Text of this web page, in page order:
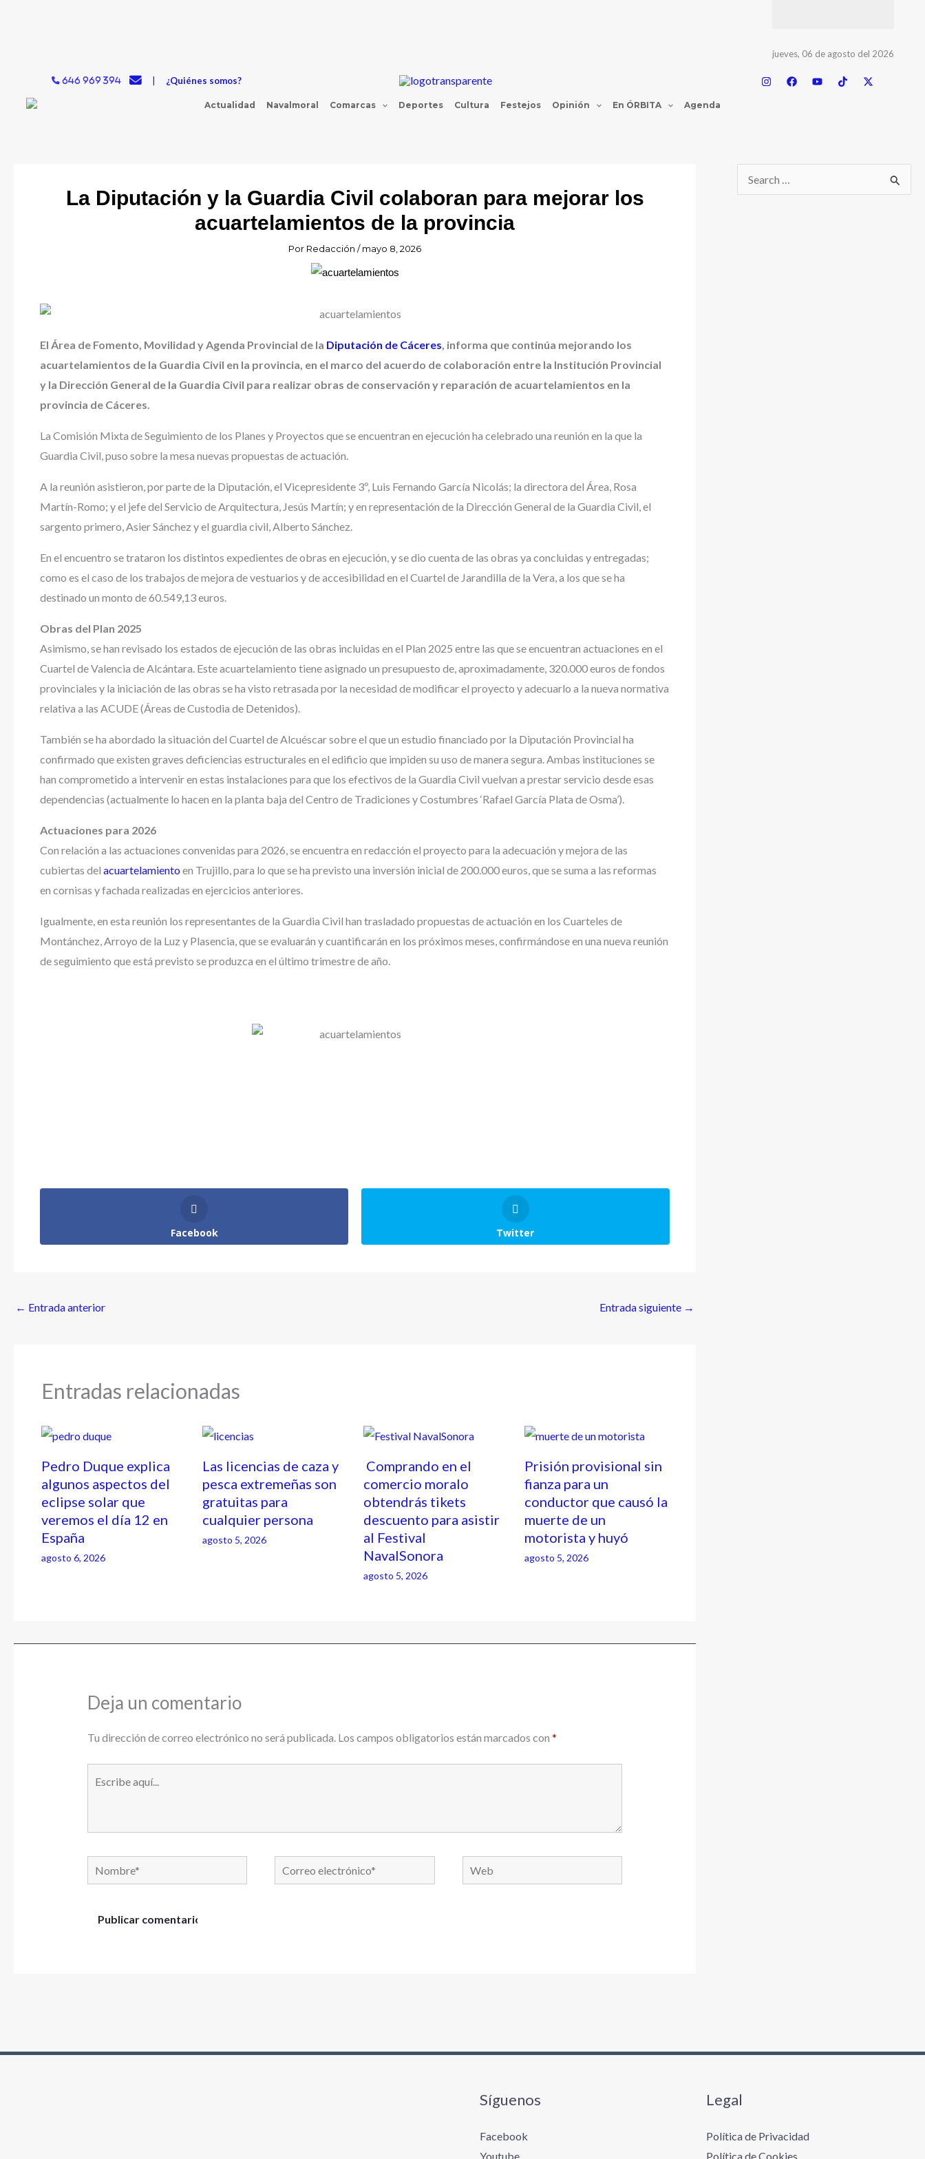
jueves, 06 de agosto del 2026
646 969 394 ¿Quiénes somos?
Actualidad Navalmoral Comarcas Deportes Cultura Festejos Opinión En ÓRBITA Agenda
La Diputación y la Guardia Civil colaboran para mejorar los
acuartelamientos de la provincia
Por Redacción/mayo 8, 2026
El Área de Fomento, Movilidad y Agenda Provincial de la Diputación de Cáceres, informa que continúa mejorando los
acuartelamientos de la Guardia Civil en la provincia, en el marco del acuerdo de colaboración entre la Institución Provincial
y la Dirección General de la Guardia Civil para realizar obras de conservación y reparación de acuartelamientos en la
provincia de Cáceres.
La Comisión Mixta de Seguimiento de los Planes y Proyectos que se encuentran en ejecución ha celebrado una reunión en la que la
Guardia Civil, puso sobre la mesa nuevas propuestas de actuación.
A la reunión asistieron, por parte de la Diputación, el Vicepresidente 3º, Luis Fernando García Nicolás; la directora del Área, Rosa
Martín-Romo; y el jefe del Servicio de Arquitectura, Jesús Martín; y en representación de la Dirección General de la Guardia Civil, el
sargento primero, Asier Sánchez y el guardia civil, Alberto Sánchez.
En el encuentro se trataron los distintos expedientes de obras en ejecución, y se dio cuenta de las obras ya concluidas y entregadas;
como es el caso de los trabajos de mejora de vestuarios y de accesibilidad en el Cuartel de Jarandilla de la Vera, a los que se ha
destinado un monto de 60.549,13 euros.
Obras del Plan 2025
Asimismo, se han revisado los estados de ejecución de las obras incluidas en el Plan 2025 entre las que se encuentran actuaciones en el
Cuartel de Valencia de Alcántara. Este acuartelamiento tiene asignado un presupuesto de, aproximadamente, 320.000 euros de fondos
provinciales y la iniciación de las obras se ha visto retrasada por la necesidad de modificar el proyecto y adecuarlo a la nueva normativa
relativa a las ACUDE (Áreas de Custodia de Detenidos).
También se ha abordado la situación del Cuartel de Alcuéscar sobre el que un estudio financiado por la Diputación Provincial ha
confirmado que existen graves deficiencias estructurales en el edificio que impiden su uso de manera segura. Ambas instituciones se
han comprometido a intervenir en estas instalaciones para que los efectivos de la Guardia Civil vuelvan a prestar servicio desde esas
dependencias (actualmente lo hacen en la planta baja del Centro de Tradiciones y Costumbres ‘Rafael García Plata de Osma’).
Actuaciones para 2026
Con relación a las actuaciones convenidas para 2026, se encuentra en redacción el proyecto para la adecuación y mejora de las
cubiertas delacuartelamiento en Trujillo, para lo que se ha previsto una inversión inicial de 200.000 euros, que se suma a las reformas
en cornisas y fachada realizadas en ejercicios anteriores.
Igualmente, en esta reunión los representantes de la Guardia Civil han trasladado propuestas de actuación en los Cuarteles de
Montánchez, Arroyo de la Luz y Plasencia, que se evaluarán y cuantificarán en los próximos meses, confirmándose en una nueva reunión
de seguimiento que está previsto se produzca en el último trimestre de año.
Facebook Twitter
← Entrada anterior Entrada siguiente →
Entradas relacionadas
Pedro Duque explica
algunos aspectos del
eclipse solar que
veremos el día 12 en
España
agosto 6, 2026
Las licencias de caza y
pesca extremeñas son
gratuitas para
cualquier persona
agosto 5, 2026
Comprando en el
comercio moralo
obtendrás tikets
descuento para asistir
al Festival
NavalSonora
agosto 5, 2026
Prisión provisional sin
fianza para un
conductor que causó la
muerte de un
motorista y huyó
agosto 5, 2026
Deja un comentario
Tu dirección de correo electrónico no será publicada. Los campos obligatorios están marcados con *
Nombre*
Correo
electrónico*
Web
Síguenos
Facebook
Youtube
Legal
Política de Privacidad
Política de Cookies